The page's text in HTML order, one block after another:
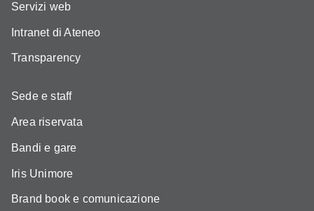
Servizi web
Intranet di Ateneo
Transparency
Sede e staff
Area riservata
Bandi e gare
Iris Unimore
Brand book e comunicazione